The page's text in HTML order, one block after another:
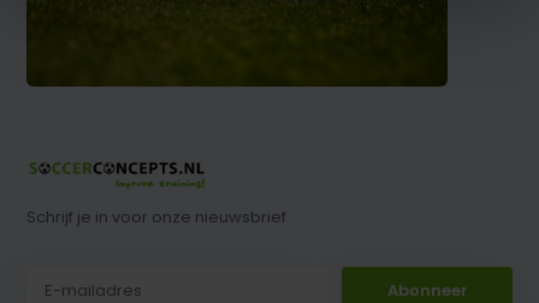
Schrijf je in voor onze nieuwsbrief
Abonneer